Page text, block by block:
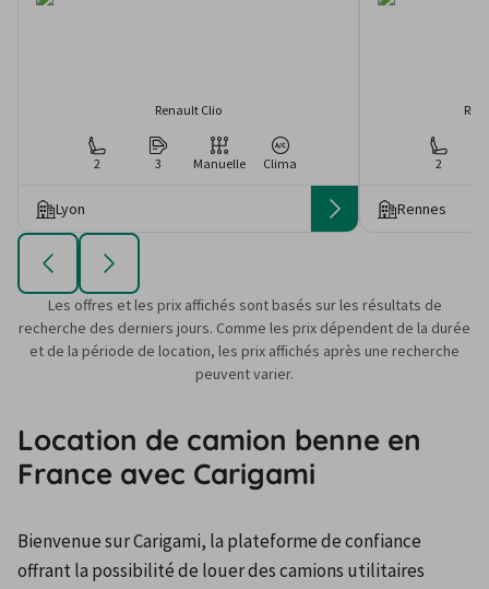
Renault Clio
2 3 Manuelle Clima
Lyon
2
Rennes
Les offres et les prix affichés sont basés sur les résultats de
recherche des derniers jours. Comme les prix dépendent de la durée
et de la période de location, les prix affichés après une recherche
peuvent varier.
Location de camion benne en
France avec Carigami
Bienvenue sur Carigami, la plateforme de confiance
offrant la possibilité de louer des camions utilitaires